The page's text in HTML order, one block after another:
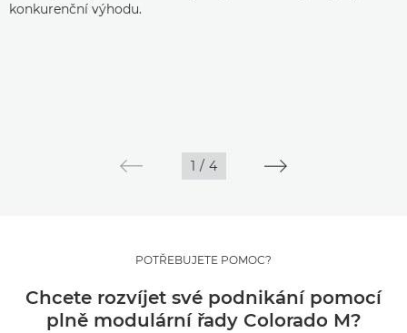
konkurenční výhodu.
1 / 4
POTŘEBUJETE POMOC?
Chcete rozvíjet své podnikání pomocí
plně modulární řady Colorado M?